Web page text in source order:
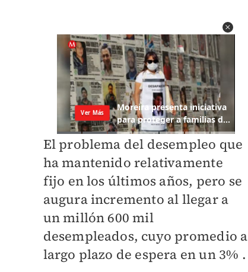
El problema del desempleo que
ha mantenido relativamente
fijo en los últimos años, pero se
augura incremento al llegar a
un millón 600 mil
desempleados, cuyo promedio a
largo plazo de espera en un 3% .